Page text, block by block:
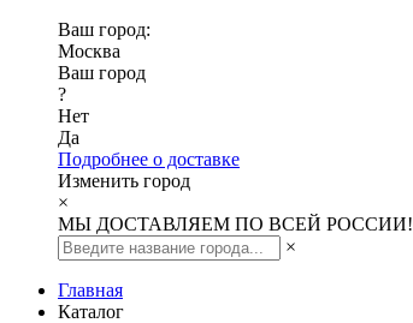
Ваш город:
Москва
Ваш город
?
Нет
Да
Подробнее о доставке
Изменить город
×
МЫ ДОСТАВЛЯЕМ ПО ВСЕЙ РОССИИ!
×
Главная
Каталог